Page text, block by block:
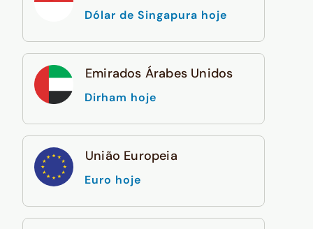
Dólar de Singapura hoje
Emirados Árabes Unidos
Dirham hoje
União Europeia
Euro hoje